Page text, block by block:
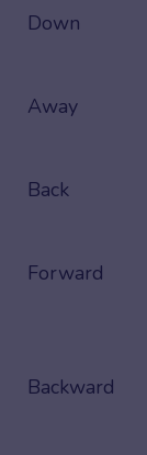
Down
Away
Back
Forward
Backward